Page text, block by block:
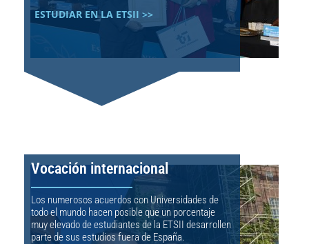
ESTUDIAR EN LA ETSII >>
Vocación internacional
Los numerosos acuerdos con Universidades de
todo el mundo hacen posible que un porcentaje
muy elevado de estudiantes de la ETSII desarrollen
parte de sus estudios fuera de España.